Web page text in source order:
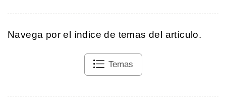
Navega por el índice de temas del artículo.
Temas